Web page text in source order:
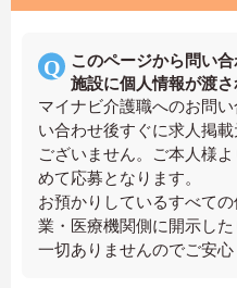
このページから問い
施設に個人情報が渡
マイナビ介護職へのお問
い合わせ後すぐに求人掲
ございません。ご本人様
めて応募となります。
お預かりしているすべて
業・医療機関側に開示し
一切ありませんのでご安心